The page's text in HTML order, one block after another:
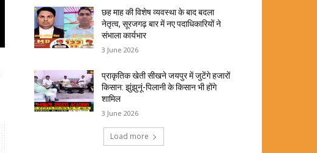
छह माह की विशेष व्यवस्था के बाद बदला
नेतृत्व, सूरजगढ़ बार में नए पदाधिकारियों ने
संभाला कार्यभार
3 June 2026
प्राकृतिक खेती सीखने जयपुर में जुटेंगे हजारों
किसान: झुंझुनूं-पिलानी के किसान भी होंगे
शामिल
3 June 2026
Load more